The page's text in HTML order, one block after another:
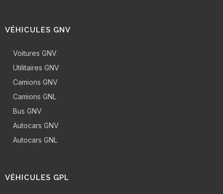
VÉHICULES GNV
Voitures GNV
Utilitaires GNV
Camions GNV
Camions GNL
Bus GNV
Autocars GNV
Autocars GNL
VÉHICULES GPL